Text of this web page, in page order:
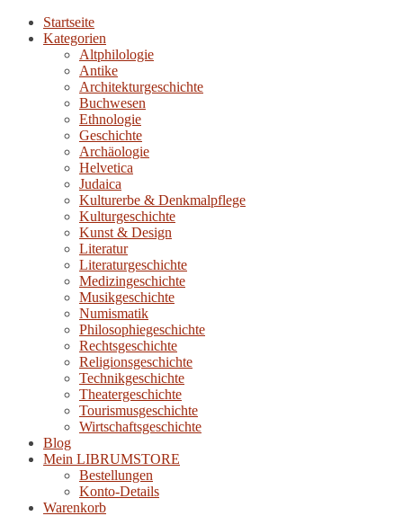
Startseite
Kategorien
Altphilologie
Antike
Architekturgeschichte
Buchwesen
Ethnologie
Geschichte
Archäologie
Helvetica
Judaica
Kulturerbe & Denkmalpflege
Kulturgeschichte
Kunst & Design
Literatur
Literaturgeschichte
Medizingeschichte
Musikgeschichte
Numismatik
Philosophiegeschichte
Rechtsgeschichte
Religionsgeschichte
Technikgeschichte
Theatergeschichte
Tourismusgeschichte
Wirtschaftsgeschichte
Blog
Mein LIBRUMSTORE
Bestellungen
Konto-Details
Warenkorb